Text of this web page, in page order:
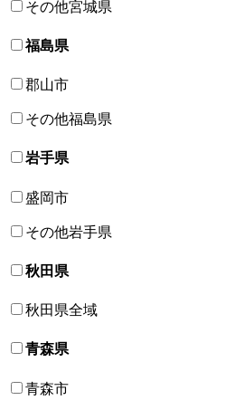
その他宮城県
福島県
郡山市
その他福島県
岩手県
盛岡市
その他岩手県
秋田県
秋田県全域
青森県
青森市